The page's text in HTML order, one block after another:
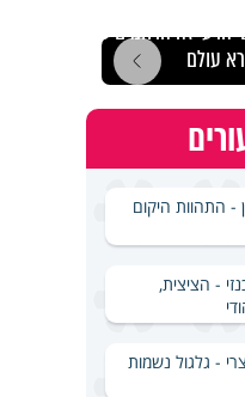
׳הרע׳ זה הרחמים של
עולם
- התהוות היקום
- הציצית,
- גלגול נשמות